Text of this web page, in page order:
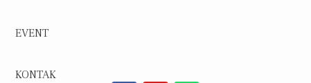
EVENT
KONTAK